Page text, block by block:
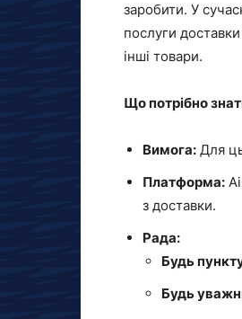
заробити. У
послуги
інші товари.
Що потрібно
Вимога: Для
Платформа:
з доставки.
Рада:
Будь
Будь